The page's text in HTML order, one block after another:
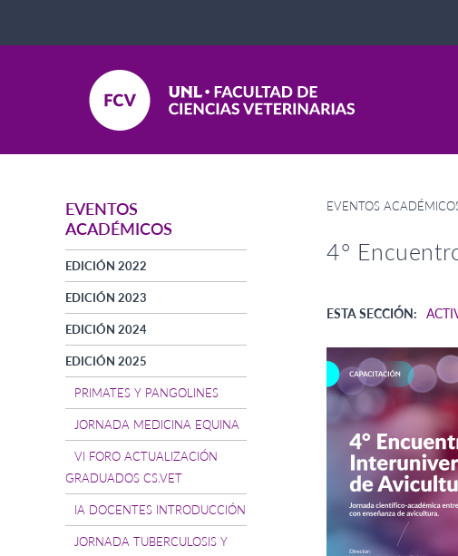
EVENTOS
ACADÉMICOS
EDICIÓN 2022
EDICIÓN 2023
EDICIÓN 2024
EDICIÓN 2025
PRIMATES Y PANGOLINES
JORNADA MEDICINA EQUINA
VI FORO ACTUALIZACIÓN
GRADUADOS CS.VET
IA DOCENTES INTRODUCCIÓN
JORNADA TUBERCULOSIS Y
EVENTOS
4°
ESTA SECCIÓN: